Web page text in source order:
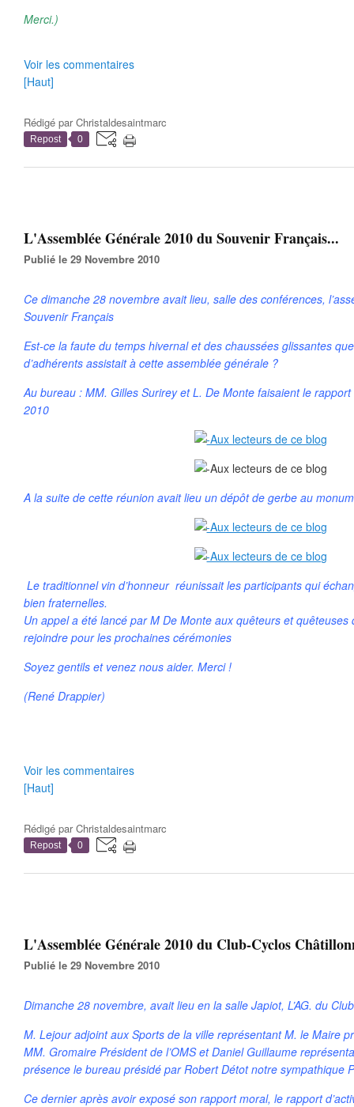
Merci.)
Voir les commentaires
[Haut]
Rédigé parChristaldesaintmarc
Repost 0
L'Assemblée Générale 2010 du Souvenir Français...
Publié le 29 Novembre 2010
Ce dimanche 28 novembre avait lieu, salle des conférences,
Souvenir Français
Est-ce la faute du temps hivernal et des chaussées glissantes
d’adhérents assistait à cette assemblée générale ?
Au bureau : MM. Gilles Surirey et L. De Monte faisaient le
2010
A la suite de cette réunion avait lieu un dépôt de gerbe au
Le traditionnel vin d’honneur réunissait les participants qui
bien fraternelles.
Un appel a été lancé par M De Monte aux quêteurs et
rejoindre pour les prochaines cérémonies
Soyez gentils et venez nous aider. Merci !
(René Drappier)
Voir les commentaires
[Haut]
Rédigé parChristaldesaintmarc
Repost 0
L'Assemblée Générale 2010 du Club-Cyclos
Publié le 29 Novembre 2010
Dimanche 28 novembre, avait lieu en la salle Japiot, L’AG. du
M. Lejour adjoint aux Sports de la ville représentant M. le Maire
MM. Gromaire Président de l’OMS et Daniel Guillaume
présence le bureau présidé par Robert Détot notre sympathique
Ce dernier après avoir exposé son rapport moral, le rapport